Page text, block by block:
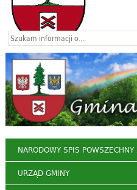
NARODOWY SPIS
URZĄD GMINY